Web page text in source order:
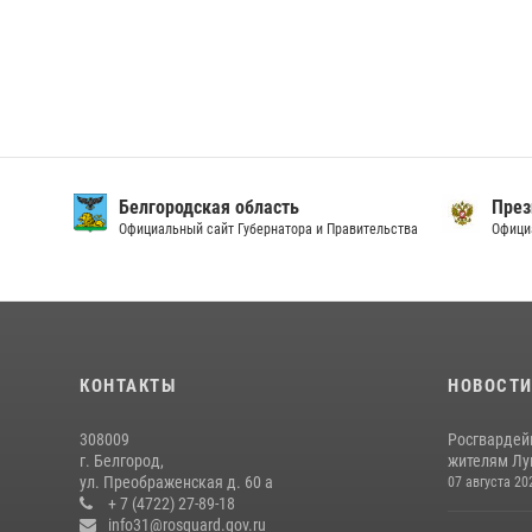
Белгородская область
Официальный сайт Губернатора и Правительства
КОНТАКТЫ
308009
г. Белгород,
ул. Преображенская д. 60 а
+ 7 (4722) 27-89-18
info31@rosguard.gov.ru
НОВОСТИ
жителям
07 августа